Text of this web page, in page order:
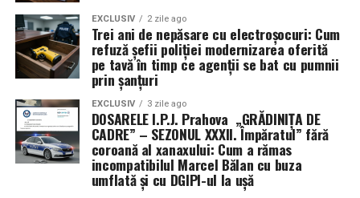
tehnologică în spațiul cosmic.
EXCLUSIV 2 zile ago
Trei ani de nepăsare cu electroșocuri: Cum
refuză șefii poliției modernizarea oferită
pe tavă în timp ce agenții se bat cu pumnii
prin șanțuri
EXCLUSIV 3 zile ago
DOSARELE I.P.J. Prahova „GRĂDINIȚA DE
CADRE” – SEZONUL XXXII. Împăratul” fără
coroană al xanaxului: Cum a rămas
incompatibilul Marcel Bălan cu buza
umflată și cu DGIPI-ul la ușă